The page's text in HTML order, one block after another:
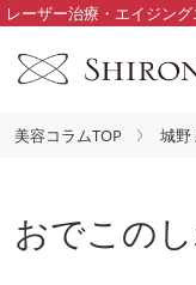
レーザー治療・エイジン
美容コラムTOP 城野
おでこの